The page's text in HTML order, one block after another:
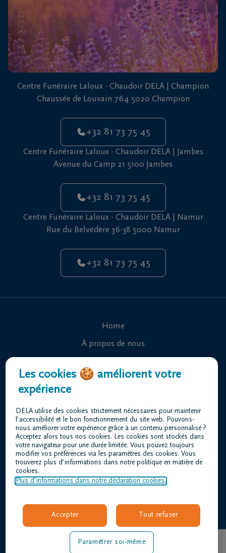
Centre Funéraire Laloux - Chaudoir DELA | Champion
Chaussée de Louvain 764 5020 Champion
+32 81 73 75 45
Centre Funéraire Laloux - Chaudoir DELA | Jambes
Avenue du Camp 21 5100 Jambes
+32 81 73 75 45
Centre Funéraire Laloux - Chaudoir DELA | Namur
Rue du Belvédère 36-38 5000 Namur
+32 81 73 75 45
Home
À propos de nous
Organiser des funérailles
Nos centres funéraires
Questions fréquemment posées
Conditions d'utilisation
Déclaration relative à la vie privée
Déclaration d’accessibilité
laloux-chaudoir@dela.be
Les cookies 🍪 améliorent votre
expérience
DELA utilise des cookies strictement nécessaires pour maintenir
l’accessibilité et le bon fonctionnement du site web. Pouvons-
nous améliorer votre expérience grâce à un contenu personnalisé ?
Acceptez alors tous nos cookies. Les cookies sont stockés dans
votre navigateur pour une durée limitée. Vous pouvez toujours
modifier vos préférences via les paramètres des cookies. Vous
trouverez plus d’informations dans notre politique en matière de
cookies.
Plus d’informations dans notre déclaration cookies.
Accepter Tout refuser
Paramétrer soi-même